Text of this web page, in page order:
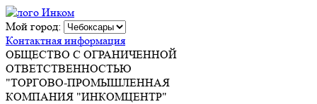
Мой город:
Контактная информация
ОБЩЕСТВО С ОГРАНИЧЕННОЙ
ОТВЕТСТВЕННОСТЬЮ
"ТОРГОВО-ПРОМЫШЛЕННАЯ
КОМПАНИЯ "ИНКОМЦЕНТР"